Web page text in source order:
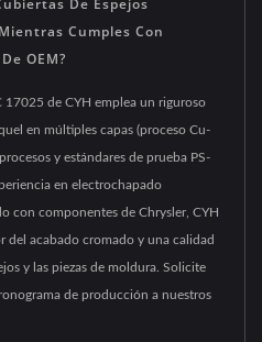
Cumples Con
OEM?
de CYH emplea un riguroso
en múltiples capas (proceso Cu-
y estándares de prueba PS-
en electrochapado
con componentes de Chrysler, CYH
del acabado cromado y una calidad
y las piezas de moldura. Solicite
de producción a nuestros